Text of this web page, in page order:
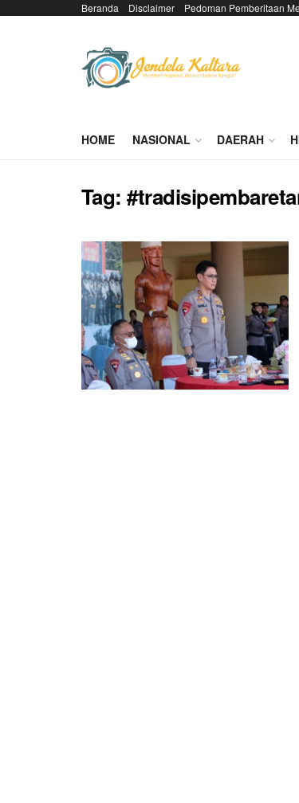
Beranda Disclaimer Pedoman Pemberitaan
HOME NASIONAL DAERAH
Tag: